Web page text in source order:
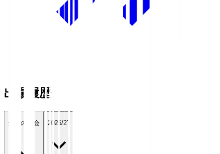
出場履歴
全ての大会 2026/27